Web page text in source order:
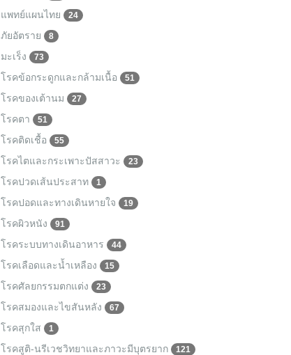
แพทย์แผนไทย 24
ภัยอัตราย 8
มะเร็ง 73
โรคข้อกระดูกและกล้ามเนื้อ 51
โรคของเต้านม 27
โรคตา 51
โรคติดเชื้อ 55
โรคไตและกระเพาะปัสสาวะ 23
โรคปวดเส้นประสาท 1
โรคปอดและทางเดินหายใจ 19
โรคผิวหนัง 91
โรคระบบทางเดินอาหาร 44
โรคเลือดและน้ำเหลือง 15
โรคศัลยกรรมตกแต่ง 23
โรคสมองและไขสันหลัง 67
โรคสุกใส 1
โรคสูติ-นรีเวชวิทยาและภาวะมีบุตรยาก 121